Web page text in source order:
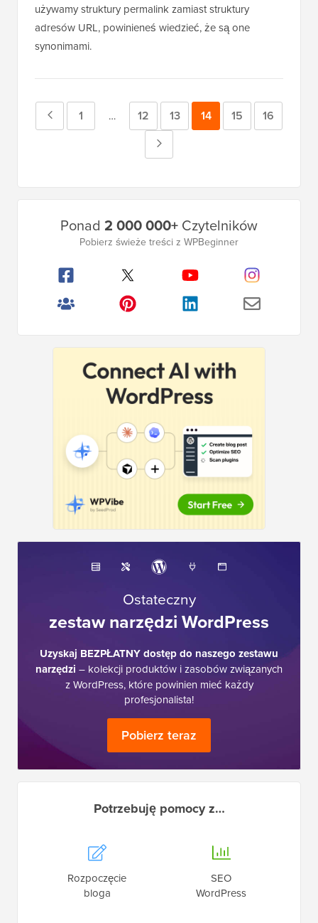
używamy struktury permalink zamiast struktury
adresów URL, powinieneś wiedzieć, że są one
synonimami.
Poprzednia
Strona
1
Strony
tymczasowe
… Strona
12 Strona
13 Strona
14 Strona
15 Strona
16
Ponad 2 000 000+ Czytelników
Pobierz świeże treści z WPBeginner
Ostateczny
zestaw narzędzi WordPress
Uzyskaj BEZPŁATNY dostęp do naszego zestawu
narzędzi – kolekcji produktów i zasobów związanych
z WordPress, które powinien mieć każdy
profesjonalista!
Pobierz teraz
Potrzebuję pomocy z…
Rozpoczęcie
bloga
SEO
WordPress